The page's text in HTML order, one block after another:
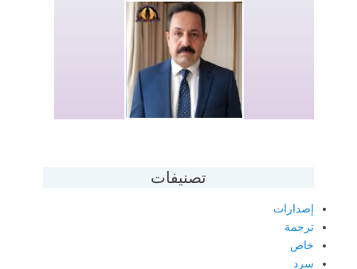
تصنيفات
إصدارات
ترجمة
خاص
سرد